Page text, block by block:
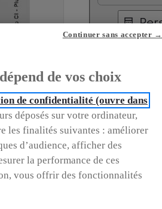
Mentions
de vos choix
de confidentialité (ouvre dans
déposés sur votre ordinateur,
les finalités suivantes : améliorer
d’audience, afficher des
la performance de ces
vous offrir des fonctionnalités
Continuer sans accepter →